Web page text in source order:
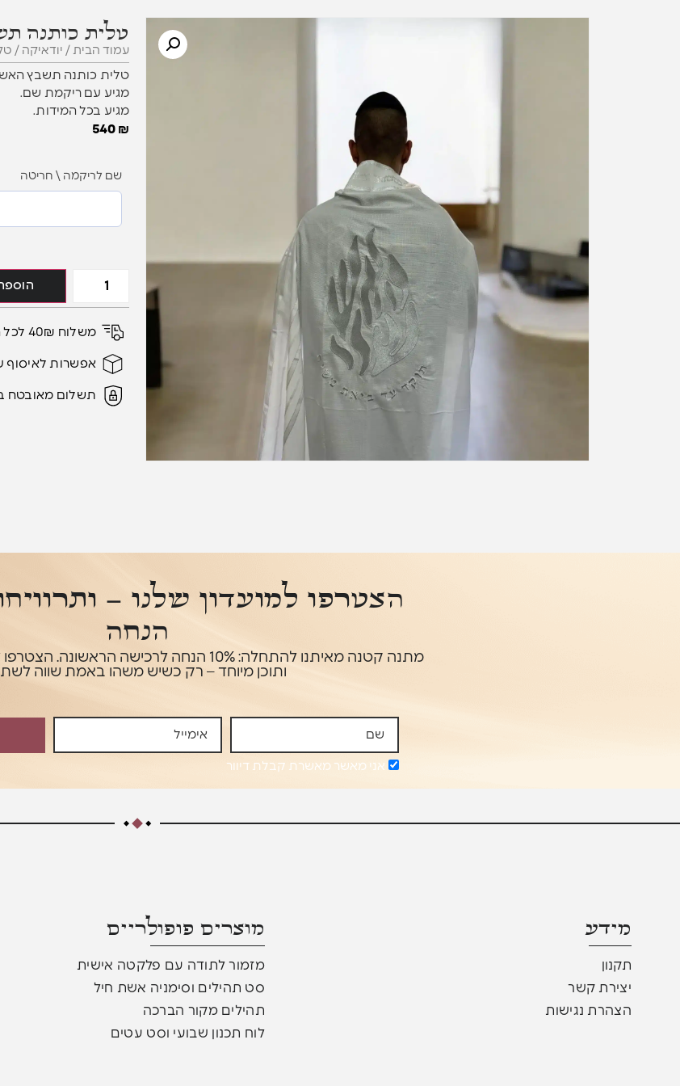
טלית כותנה
עמוד הבית / יודאיקה /
טלית כותנה תשבץ האש
מגיע עם ריקמת שם.
מגיע בכל המידות.
540 ₪
שם לריקמה \ חריטה
משלוח 40₪ לכל הארץ, אספקה עד 6 ימי עסקים
אפשרות לאיסוף עצמי,
תשלום מאובטח
הצטרפו למועדון שלנו –
הנחה
מתנה קטנה מאיתנו להתחלה: 10% הנחה לרכישה
ותוכן מיוחד – רק כשיש משהו באמת שווה
אני מאשר מאשרת קבלת דיוור
מידע
תקנון
יצירת קשר
הצהרת נגישות
מוצרים פופולריים​
מזמור לתודה עם פלקטה אישית
סט תהילים וסימניה אשת חיל
תהילים מקור הברכה
לוח תכנון שבועי וסט עטים